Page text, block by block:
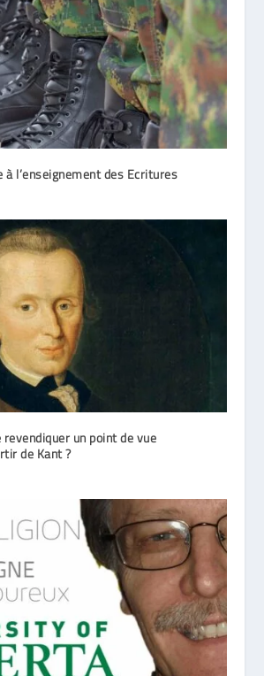
à l’enseignement des Ecritures
un point de vue
de Kant ?